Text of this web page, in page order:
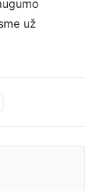
už